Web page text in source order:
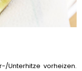
Unterhitze vorheizen.